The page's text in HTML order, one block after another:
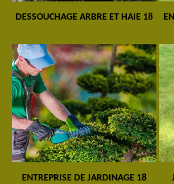
DESSOUCHAGE ARBRE ET HAIE 18
ENTREPRISE DE JARDINAGE 18